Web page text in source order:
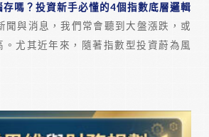
嗎？投資新手必懂的4個指數底層邏輯
聞與消息，我們常會聽到大盤漲跌，或
。尤其近年來，隨著指數型投資蔚為風